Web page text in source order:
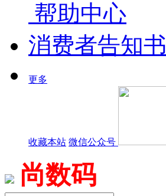
帮助中心
消费者告知书
更多
收藏本站 微信公众号
尚数码